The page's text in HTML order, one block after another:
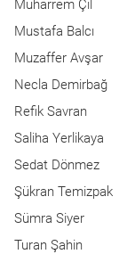
Muharrem Çil
Mustafa Balcı
Muzaffer Avşar
Necla Demirbağ
Refik Savran
Saliha Yerlikaya
Sedat Dönmez
Şükran Temizpak
Sümra Siyer
Turan Şahin